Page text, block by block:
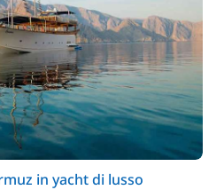
in yacht di lusso